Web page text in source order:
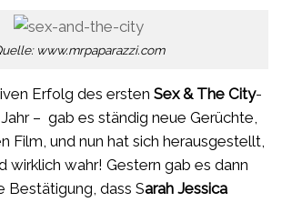
www.mrpaparazzi.com
Erfolg des ersten Sex & The City-
– gab es ständig neue Gerüchte,
Film, und nun hat sich herausgestellt,
wirklich wahr! Gestern gab es dann
Bestätigung, dass Sarah Jessica